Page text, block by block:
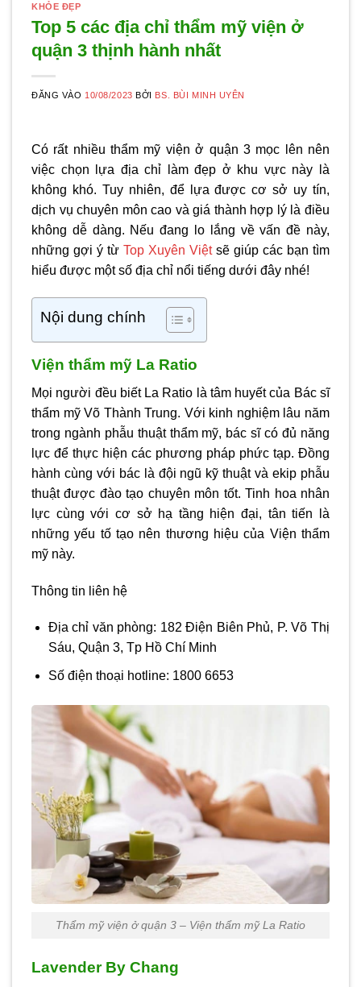
KHỎE ĐẸP
Top 5 các địa chỉ thẩm mỹ viện ở
quận 3 thịnh hành nhất
ĐĂNG VÀO 10/08/2023 BỞI BS. BÙI MINH UYÊN
Có rất nhiềuthẩm mỹ viện ở quận 3mọc lên nên
việc chọn lựa địa chỉ làm đẹp ở khu vực này là
không khó. Tuy nhiên, để lựa được cơ sở uy tín,
dịch vụ chuyên môn cao và giá thành hợp lý là điều
không dễ dàng. Nếu đang lo lắng về vấn đề này,
những gợi ý từ Top Xuyên Việtsẽ giúp các bạn tìm
hiểu được một số địa chỉ nổi tiếng dưới đây nhé!
Nội dung chính
Viện thẩm mỹ La Ratio
Mọi người đều biết La Ratio là tâm huyết của Bác sĩ
thẩm mỹ Võ Thành Trung. Với kinh nghiệm lâu năm
trong ngành phẫu thuật thẩm mỹ, bác sĩ có đủ năng
lực để thực hiện các phương pháp phức tạp. Đồng
hành cùng với bác là đội ngũ kỹ thuật và ekip phẫu
thuật được đào tạo chuyên môn tốt. Tinh hoa nhân
lực cùng với cơ sở hạ tầng hiện đại, tân tiến là
những yếu tố tạo nên thương hiệu của Viện thẩm
mỹ này.
Thông tin liên hệ
Địa chỉ văn phòng: 182 Điện Biên Phủ, P. Võ Thị
Sáu, Quận 3, Tp Hồ Chí Minh
Số điện thoại hotline: 1800 6653
Thẩm mỹ viện ở quận 3 – Viện thẩm mỹ La Ratio
Lavender By Chang